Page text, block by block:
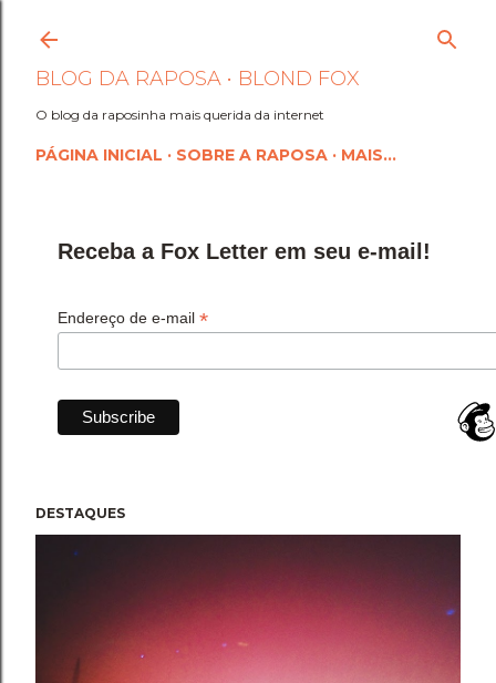
Pular para o conteúdo
BLOG DA RAPOSA • BLOND FOX
O blog da raposinha mais querida da internet
PÁGINA INICIAL SOBRE A RAPOSA MAIS…
Receba a Fox Letter em seu e-mail!
Endereço de e-mail *
DESTAQUES